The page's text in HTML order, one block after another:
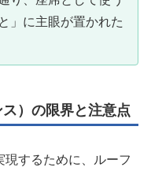
」に主眼が置かれた
）の限界と注意点
するために、ルーフ